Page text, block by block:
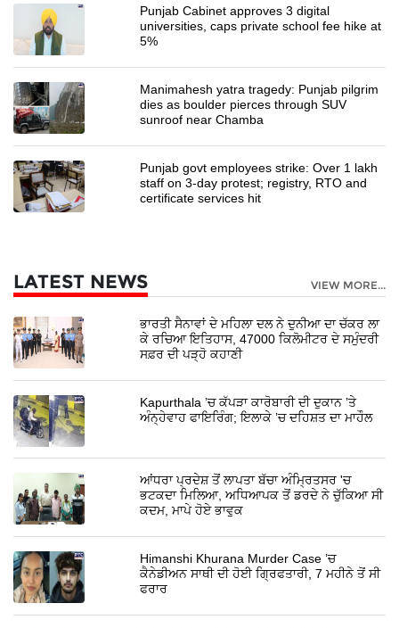
Punjab Cabinet approves 3 digital
universities, caps private school fee hike at
5%
Manimahesh yatra tragedy: Punjab pilgrim
dies as boulder pierces through SUV
sunroof near Chamba
Punjab govt employees strike: Over 1 lakh
staff on 3-day protest; registry, RTO and
certificate services hit
LATEST NEWS VIEW MORE...
ਭਾਰਤੀ ਸੈਨਾਵਾਂ ਦੇ ਮਹਿਲਾ ਦਲ ਨੇ ਦੁਨੀਆ ਦਾ ਚੱਕਰ ਲਾ
ਕੇ ਰਚਿਆ ਇਤਿਹਾਸ, 47000 ਕਿਲੋਮੀਟਰ ਦੇ ਸਮੁੰਦਰੀ
ਸਫ਼ਰ ਦੀ ਪੜ੍ਹੋ ਕਹਾਣੀ
Kapurthala ’ਚ ਕੱਪੜਾ ਕਾਰੋਬਾਰੀ ਦੀ ਦੁਕਾਨ ’ਤੇ
ਅੰਨ੍ਹੇਵਾਹ ਫਾਇਰਿੰਗ; ਇਲਾਕੇ ’ਚ ਦਹਿਸ਼ਤ ਦਾ ਮਾਹੌਲ
ਆਂਧਰਾ ਪ੍ਰਦੇਸ਼ ਤੋਂ ਲਾਪਤਾ ਬੱਚਾ ਅੰਮ੍ਰਿਤਸਰ 'ਚ
ਭਟਕਦਾ ਮਿਲਿਆ, ਅਧਿਆਪਕ ਤੋਂ ਡਰਦੇ ਨੇ ਚੁੱਕਿਆ ਸੀ
ਕਦਮ, ਮਾਪੇ ਹੋਏ ਭਾਵੁਕ
Himanshi Khurana Murder Case ’ਚ
ਕੈਨੇਡੀਅਨ ਸਾਥੀ ਦੀ ਹੋਈ ਗ੍ਰਿਫਤਾਰੀ, 7 ਮਹੀਨੇ ਤੋਂ ਸੀ
ਫਰਾਰ